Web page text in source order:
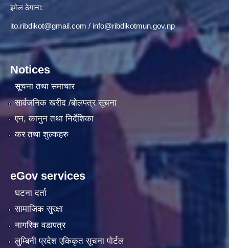
इमेल ठेगाना:
ito.ribdikot@gmail.com / info@ribdikotmun.gov.np
Notices
सूचना तथा समाचार
सार्वजनिक खरीद /बोलपत्र सूचना
एन, कानुन तथा निर्देशिका
कर तथा शुल्कहरु
eGov services
घटना दर्ता
सामाजिक सुरक्षा
नागरिक वडापत्र
लुम्बिनी प्रदेश एकिकृत सूचना पाेर्टल